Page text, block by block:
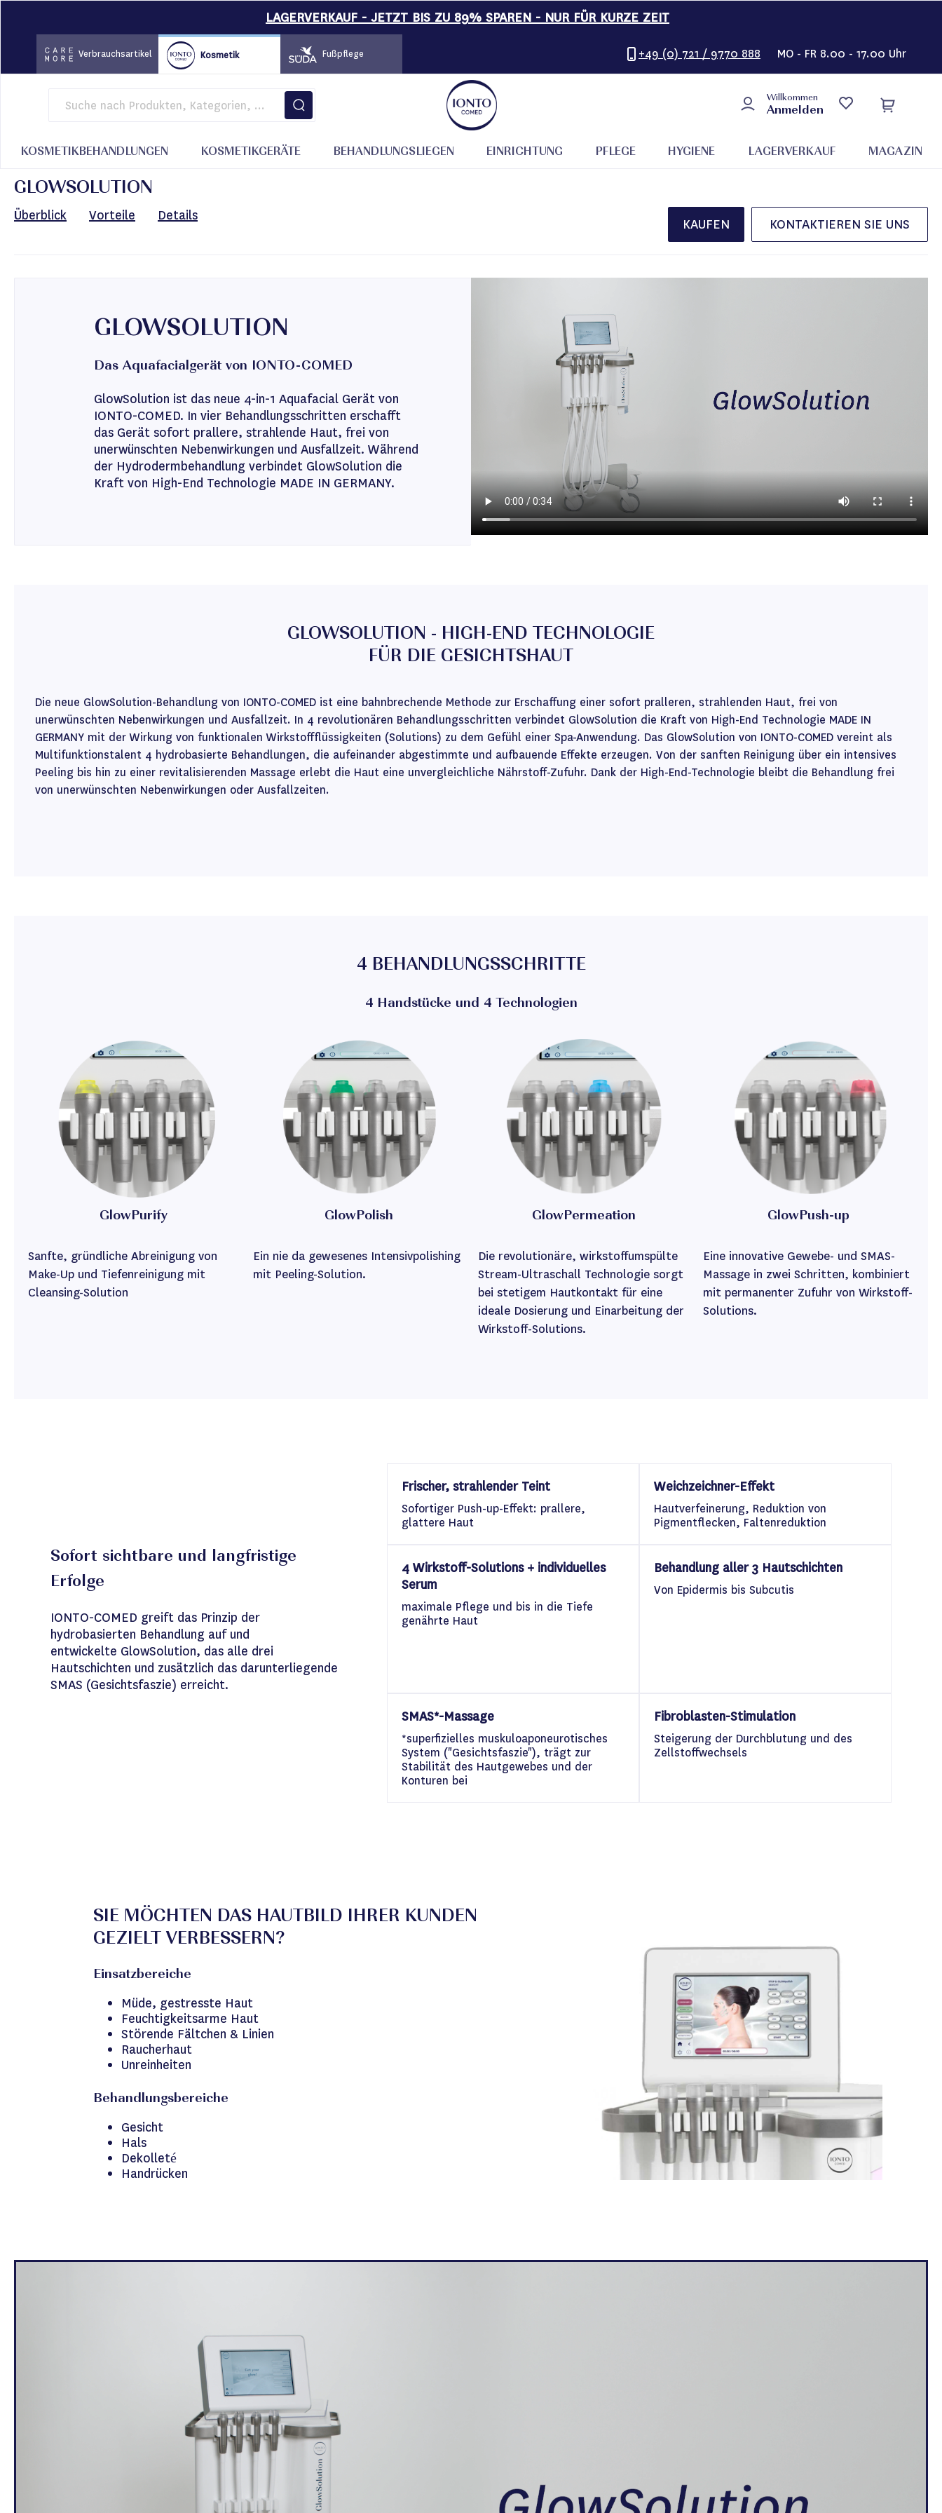
LAGERVERKAUF - JETZT BIS ZU 89% SPAREN - NUR FÜR KURZE ZEIT
zum
Verbrauchsartikel Kosmetik Fußpflege +49 (0) 721 / 9770 888 MO - FR 8.00 - 17.00 Uhr
Willkommen
Anmelden
KOSMETIKBEHANDLUNGEN KOSMETIKGERÄTE BEHANDLUNGSLIEGEN EINRICHTUNG PFLEGE HYGIENE LAGERVERKAUF MAGAZIN
Startseite Kosmetikgeräte GlowSolution
GLOWSOLUTION
Überblick Vorteile Details
KAUFEN KONTAKTIEREN SIE UNS
GLOWSOLUTION
Das Aquafacialgerät von IONTO-COMED
GlowSolution ist das neue 4-in-1 Aquafacial Gerät von
IONTO-COMED. In vier Behandlungsschritten erschafft
das Gerät sofort prallere, strahlende Haut, frei von
unerwünschten Nebenwirkungen und Ausfallzeit. Während
der Hydrodermbehandlung verbindet GlowSolution die
Kraft von High-End Technologie MADE IN GERMANY.
GLOWSOLUTION - HIGH-END TECHNOLOGIE
FÜR DIE GESICHTSHAUT
Die neue GlowSolution-Behandlung von IONTO-COMED ist eine bahnbrechende Methode zur Erschaffung einer sofort pralleren, strahlenden Haut, frei von
unerwünschten Nebenwirkungen und Ausfallzeit. In 4 revolutionären Behandlungsschritten verbindet GlowSolution die Kraft von High-End Technologie MADE IN
GERMANY mit der Wirkung von funktionalen Wirkstoffflüssigkeiten (Solutions) zu dem Gefühl einer Spa-Anwendung. Das GlowSolution von IONTO-COMED vereint als
Multifunktionstalent 4 hydrobasierte Behandlungen, die aufeinander abgestimmte und aufbauende Effekte erzeugen. Von der sanften Reinigung über ein intensives
Peeling bis hin zu einer revitalisierenden Massage erlebt die Haut eine unvergleichliche Nährstoff-Zufuhr. Dank der High-End-Technologie bleibt die Behandlung frei
von unerwünschten Nebenwirkungen oder Ausfallzeiten.
4 BEHANDLUNGSSCHRITTE
4 Handstücke und 4 Technologien
GlowPurify
Sanfte, gründliche Abreinigung von
Make-Up und Tiefenreinigung mit
Cleansing-Solution
GlowPolish
Ein nie da gewesenes Intensivpolishing
mit Peeling-Solution.
GlowPermeation
Die revolutionäre, wirkstoffumspülte
Stream-Ultraschall Technologie sorgt
bei stetigem Hautkontakt für eine
ideale Dosierung und Einarbeitung der
Wirkstoff-Solutions.
GlowPush-up
Eine innovative Gewebe- und SMAS-
Massage in zwei Schritten, kombiniert
mit permanenter Zufuhr von Wirkstoff-
Solutions.
Frischer, strahlender Teint
Sofortiger Push-up-Effekt: prallere,
glattere Haut
Weichzeichner-Effekt
Hautverfeinerung, Reduktion von
Pigmentflecken, Faltenreduktion
Sofort sichtbare und langfristige
Erfolge
IONTO-COMED greift das Prinzip der
hydrobasierten Behandlung auf und
entwickelte GlowSolution, das alle drei
Hautschichten und zusätzlich das darunterliegende
SMAS (Gesichtsfaszie) erreicht.
4 Wirkstoff-Solutions + individuelles
Serum
maximale Pflege und bis in die Tiefe
genährte Haut
Behandlung aller 3 Hautschichten
Von Epidermis bis Subcutis
SMAS*-Massage
*superfizielles muskuloaponeurotisches
System ("Gesichtsfaszie"), trägt zur
Stabilität des Hautgewebes und der
Konturen bei
Fibroblasten-Stimulation
Steigerung der Durchblutung und des
Zellstoffwechsels
SIE MÖCHTEN DAS HAUTBILD IHRER KUNDEN
GEZIELT VERBESSERN?
Einsatzbereiche
Müde, gestresste Haut
Feuchtigkeitsarme Haut
Störende Fältchen & Linien
Raucherhaut
Unreinheiten
Behandlungsbereiche
Gesicht
Hals
Dekolleté
Handrücken